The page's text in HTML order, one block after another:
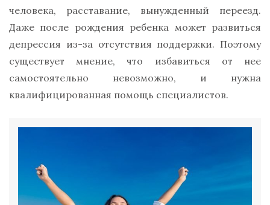
человека, расставание, вынужденный переезд.
Даже после рождения ребенка может развиться
депрессия из-за отсутствия поддержки. Поэтому
существует мнение, что избавиться от нее
самостоятельно невозможно, и нужна
квалифицированная помощь специалистов.